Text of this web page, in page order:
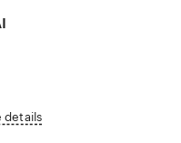
details